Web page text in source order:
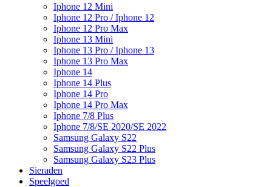
Iphone 12 Mini
Iphone 12 Pro / Iphone 12
Iphone 12 Pro Max
Iphone 13 Mini
Iphone 13 Pro / Iphone 13
Iphone 13 Pro Max
Iphone 14
Iphone 14 Plus
Iphone 14 Pro
Iphone 14 Pro Max
Iphone 7/8 Plus
Iphone 7/8/SE 2020/SE 2022
Samsung Galaxy S22
Samsung Galaxy S22 Plus
Samsung Galaxy S23 Plus
Sieraden
Speelgoed